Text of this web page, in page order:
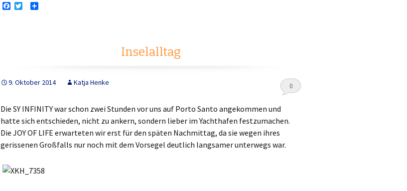
Inselalltag
9. Oktober 2014 Katja Henke 0
Die SY INFINITY war schon zwei Stunden vor uns auf Porto Santo angekommen und
hatte sich entschieden, nicht zu ankern, sondern lieber im Yachthafen festzumachen.
Die JOY OF LIFE erwarteten wir erst für den späten Nachmittag, da sie wegen ihres
gerissenen Großfalls nur noch mit dem Vorsegel deutlich langsamer unterwegs war.